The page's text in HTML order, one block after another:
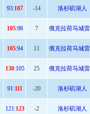
93:107 -14 洛杉矶湖人
105:98 7 俄克拉荷马城
105:94 11 俄克拉荷马城
130:105 25 俄克拉荷马城
91:111 -20 洛杉矶湖人
121:123 -2 洛杉矶湖人